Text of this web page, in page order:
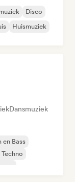
Disco
Huismuziek
Dansmuziek
en Bass